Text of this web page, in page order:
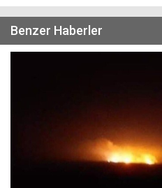
Benzer Haberler